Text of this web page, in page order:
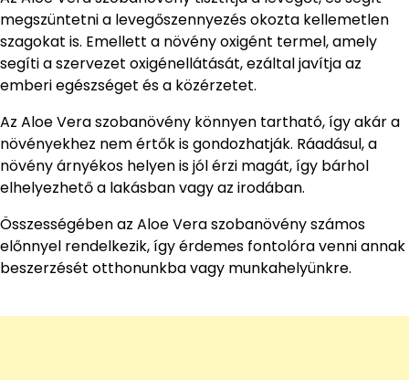
megszüntetni a levegőszennyezés okozta kellemetlen
szagokat is. Emellett a növény oxigént termel, amely
segíti a szervezet oxigénellátását, ezáltal javítja az
emberi egészséget és a közérzetet.
Az Aloe Vera szobanövény könnyen tartható, így akár a
növényekhez nem értők is gondozhatják. Ráadásul, a
növény árnyékos helyen is jól érzi magát, így bárhol
elhelyezhető a lakásban vagy az irodában.
Összességében az Aloe Vera szobanövény számos
előnnyel rendelkezik, így érdemes fontolóra venni annak
beszerzését otthonunkba vagy munkahelyünkre.